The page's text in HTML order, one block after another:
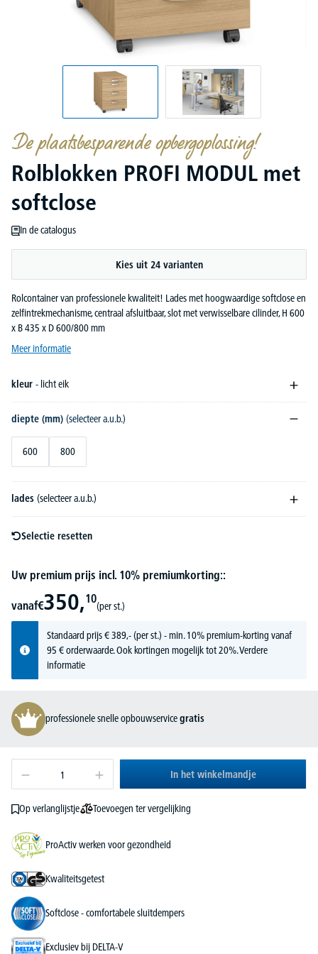
De plaatsbesparende opbergoplossing!
Rolblokken PROFI MODUL met
softclose
In de catalogus
Kies uit 24 varianten
Rolcontainer van professionele kwaliteit! Lades met hoogwaardige softclose en
zelfintrekmechanisme, centraal afsluitbaar, slot met verwisselbare cilinder, H 600
x B 435 x D 600/800 mm
Meer informatie
kleur - licht eik
diepte (mm) (selecteer a.u.b.)
600 800
lades (selecteer a.u.b.)
Selectie resetten
Uw premium prijs incl. 10% premiumkorting::
vanaf€350,10
(per st.)
Standaard prijs€389,-(per st.) - min. 10% premium-korting vanaf
95 € orderwaarde. Ook kortingen mogelijk tot 20%.Verdere
informatie
professionele snelle opbouwservicegratis
In het winkelmandje
Op verlanglijstje Toevoegen ter vergelijking
ProActiv werken voor gezondheid
Kwaliteitsgetest
Softclose - comfortabele sluitdempers
Exclusiev bij DELTA-V